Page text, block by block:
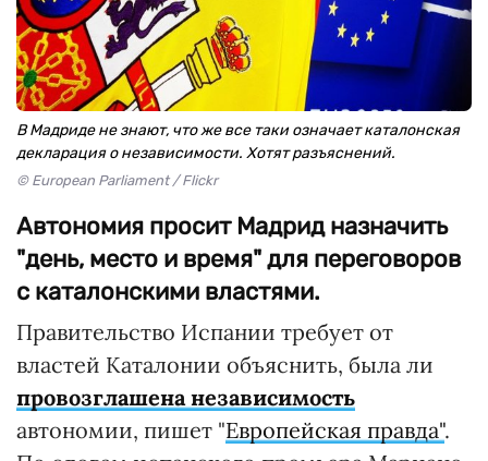
В Мадриде не знают, что же все таки означает каталонская
декларация о независимости. Хотят разъяснений.
© European Parliament / Flickr
Автономия просит Мадрид назначить
"день, место и время" для переговоров
с каталонскими властями.
Правительство Испании требует от
властей Каталонии объяснить, была ли
провозглашена независимость
автономии, пишет "Европейская правда".